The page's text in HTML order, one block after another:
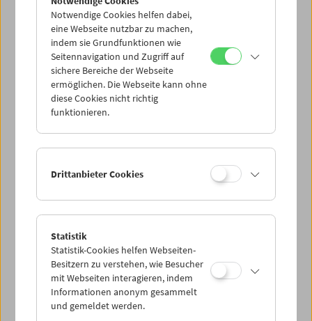
2015(PDF, 2.074 KB)
Notwendige Cookies helfen dabei,
eine Webseite nutzbar zu machen,
indem sie Grundfunktionen wie
Seitennavigation und Zugriff auf
sichere Bereiche der Webseite
ermöglichen. Die Webseite kann ohne
diese Cookies nicht richtig
funktionieren.
Drittanbieter Cookies
Statistik
Statistik-Cookies helfen Webseiten-
Besitzern zu verstehen, wie Besucher
mit Webseiten interagieren, indem
Informationen anonym gesammelt
und gemeldet werden.